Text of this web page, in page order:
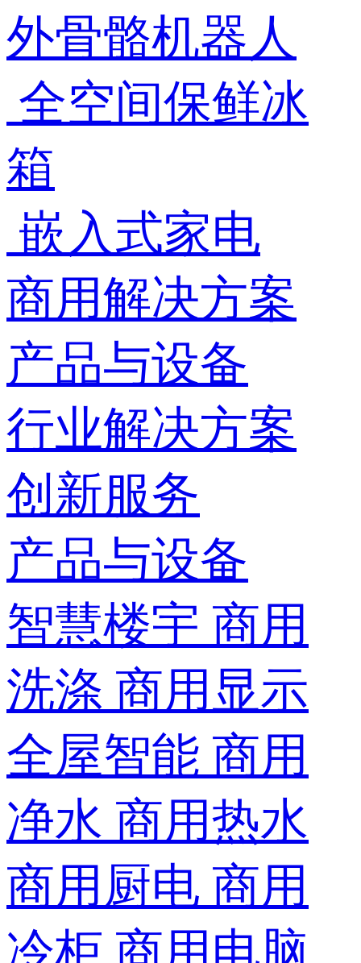
外骨骼机器人
全空间保鲜冰
箱
嵌入式家电
商用解决方案
产品与设备
行业解决方案
创新服务
产品与设备
智慧楼宇 商用
洗涤 商用显示
全屋智能 商用
净水 商用热水
商用厨电 商用
冷柜 商用电脑